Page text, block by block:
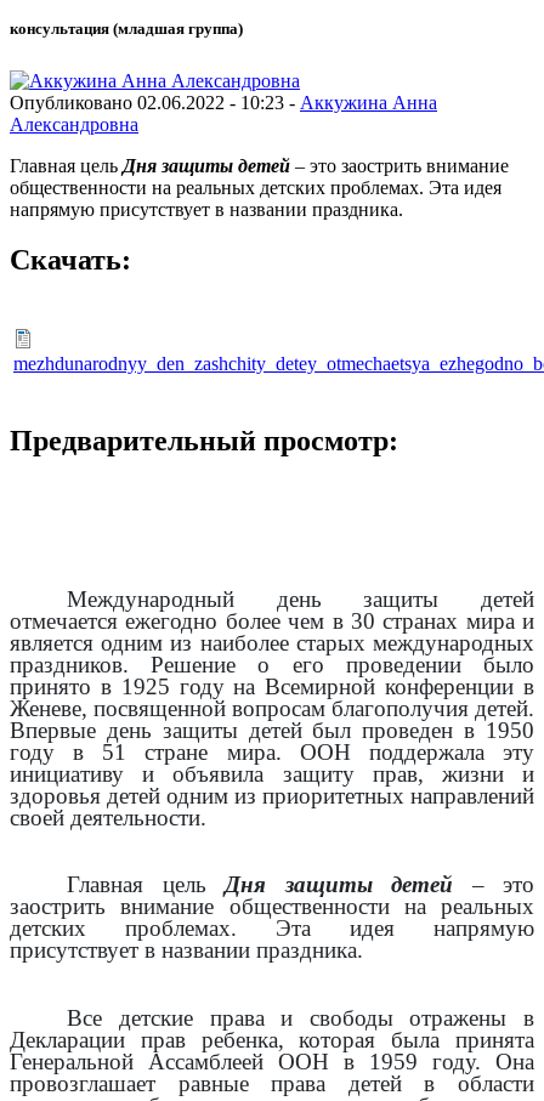
консультация (младшая группа)
Опубликовано 02.06.2022 - 10:23 - Аккужина Анна
Александровна
Главная цель Дня защиты детей – это заострить внимание
общественности на реальных детских проблемах. Эта идея
напрямую присутствует в названии праздника.
Скачать:
Предварительный просмотр:
Международный день защиты детей
отмечается ежегодно более чем в 30 странах мира и
является одним из наиболее старых международных
праздников. Решение о его проведении было
принято в 1925 году на Всемирной конференции в
Женеве, посвященной вопросам благополучия детей.
Впервые день защиты детей был проведен в 1950
году в 51 стране мира. ООН поддержала эту
инициативу и объявила защиту прав, жизни и
здоровья детей одним из приоритетных направлений
своей деятельности.
Главная цельДня защиты детей – это
заострить внимание общественности на реальных
детских проблемах. Эта идея напрямую
присутствует в названии праздника.
Все детские права и свободы отражены в
Декларации прав ребенка, которая была принята
Генеральной Ассамблеей ООН в 1959 году. Она
провозглашает равные права детей в области